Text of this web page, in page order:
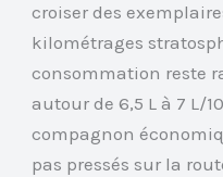
croiser des
kilométrages
consommation reste
autour de 6,5 L à 7 L/
compagnon
pas pressés sur la